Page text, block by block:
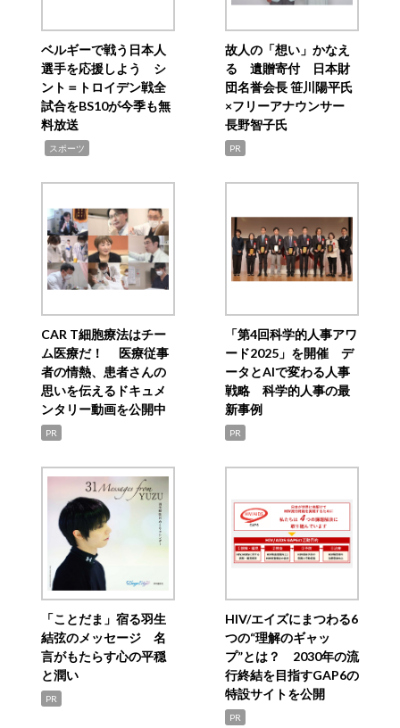
ベルギーで戦う日本人
選手を応援しよう シ
ント＝トロイデン戦全
試合をBS10が今季も無
料放送
スポーツ
故人の「想い」かなえ
る 遺贈寄付 日本財
団名誉会長 笹川陽平氏
×フリーアナウンサー
長野智子氏
PR
CAR T細胞療法はチー
ム医療だ！ 医療従事
者の情熱、患者さんの
思いを伝えるドキュメ
ンタリー動画を公開中
PR
「第4回科学的人事アワ
ード2025」を開催 デ
ータとAIで変わる人事
戦略 科学的人事の最
新事例
PR
「ことだま」宿る羽生
結弦のメッセージ 名
言がもたらす心の平穏
と潤い
PR
HIV/エイズにまつわる6
つの“理解のギャッ
プ”とは？ 2030年の流
行終結を目指すGAP6の
特設サイトを公開
PR